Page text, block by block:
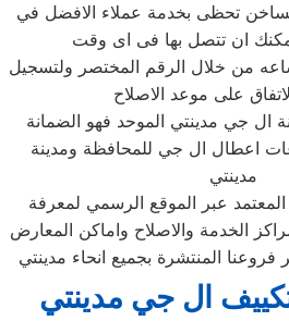
تحظى بخدمة عملاء الافضل في
ان تتصل بها فى اى وقت
من خلال الرقم المختصر ولتسجيل
على موعد الاصلاح
ال جي مدينتي‏ الموحد فهو الضمانة
اعطال ال جي للمحافظة ومدينة
مدينتي‏
عبر الموقع الرسمي لمعرفة
الخدمة والاصلاح واماكن المعارض
فروعنا المنتشرة بجميع انحاء مدينتي‏
ال جي مدينتي‏